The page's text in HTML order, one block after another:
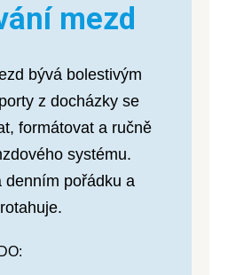
mezd
bývá bolestivým
z docházky se
formátovat a ručně
systému.
denním pořádku a